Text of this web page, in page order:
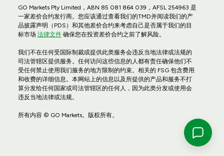
GO Markets Pty Limited，ABN 85 081 864 039，AFSL 254963 是
一家差价合约发行商。您应该通过查看我们的TMD并阅读我们的产
品披露声明（PDS）和其他差价合约来考虑自己是否属于我们的目
标市场 法律文件确保您在投资差价合约之前了解风险。
我们不在任何受国际制裁或提供此类服务会违反当地法律或法规的
司法管辖区提供服务。任何访问这些信息的人都有责任确保他们不
受任何禁止使用我们服务的地方限制的约束。相关的 FSG 包含费用
和收费的详细信息。本网站上的信息以及所提供的产品和服务不打
算分发给任何国家或司法管辖区的任何人，因为此类分发或使用会
违反当地法律或法规。
所有内容 © GO Markets。版权所有。